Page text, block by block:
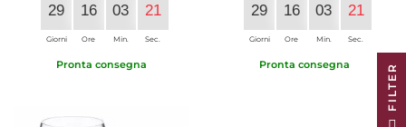
29
Giorni
16
Ore
03
Min.
20
Sec.
Pronta consegna
29
Giorni
16
Ore
03
Min.
20
Sec.
Pronta consegna R